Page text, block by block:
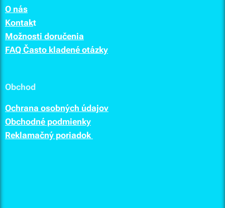
O nás
Kontakt
Možnosti doručenia
FAQ Často kladené otázky
Obchod
Ochrana osobných údajov
Obchodné podmienky
Reklamačný poriadok